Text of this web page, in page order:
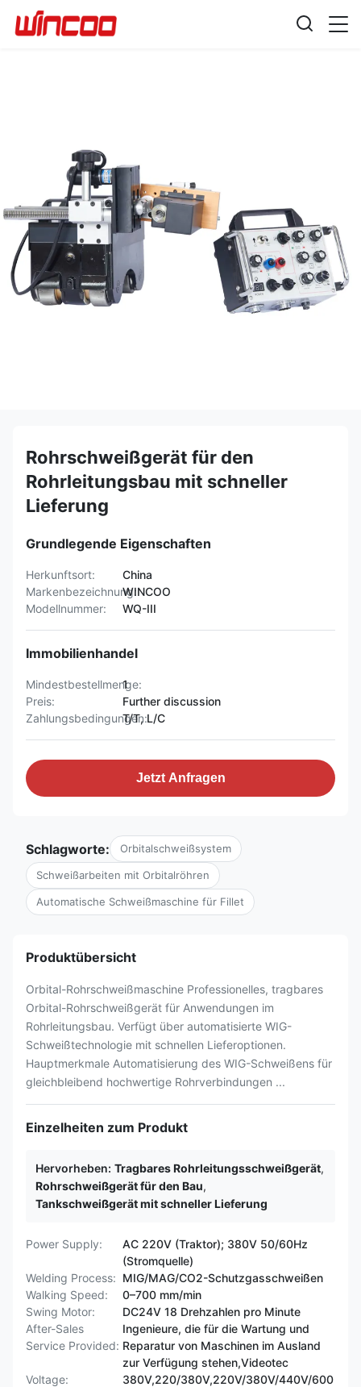
Rohrschweißgerät für den
Rohrleitungsbau mit schneller
Lieferung
Grundlegende Eigenschaften
Herkunftsort:
China
Markenbezeichnung:WINCOO
Modellnummer:
WQ-III
Immobilienhandel
Mindestbestellmenge:
1
Preis:
Further discussion
Zahlungsbedingungen:
T/T, L/C
Jetzt Anfragen
Schlagworte: Orbitalschweißsystem
Schweißarbeiten mit Orbitalröhren
Automatische Schweißmaschine für Fillet
Produktübersicht
Orbital-Rohrschweißmaschine Professionelles, tragbares
Orbital-Rohrschweißgerät für Anwendungen im
Rohrleitungsbau. Verfügt über automatisierte WIG-
Schweißtechnologie mit schnellen Lieferoptionen.
Hauptmerkmale Automatisierung des WIG-Schweißens für
gleichbleibend hochwertige Rohrverbindungen ...
Einzelheiten zum Produkt
Hervorheben: Tragbares Rohrleitungsschweißgerät,
Rohrschweißgerät für den Bau,
Tankschweißgerät mit schneller Lieferung
Power Supply:
AC 220V (Traktor); 380V 50/60Hz
(Stromquelle)
Welding Process: MIG/MAG/CO2-Schutzgasschweißen
Walking Speed:
0–700 mm/min
Swing Motor:
DC24V 18 Drehzahlen pro Minute
After-Sales
Service Provided:
Ingenieure, die für die Wartung und
Reparatur von Maschinen im Ausland
zur Verfügung stehen,Videotec
Voltage:
380V,220/380V,220V/380V/440V/600